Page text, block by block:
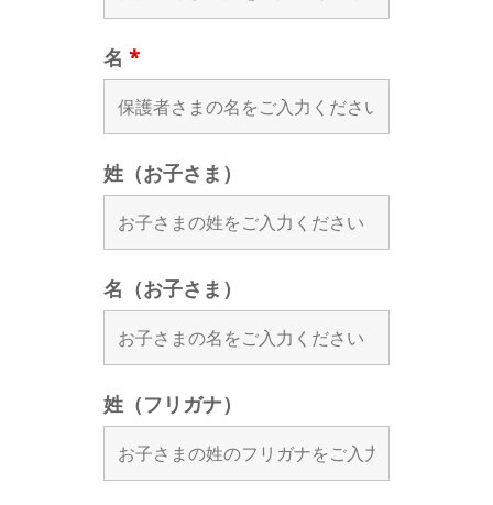
名 *
姓（お子さま）
名（お子さま）
姓（フリガナ）